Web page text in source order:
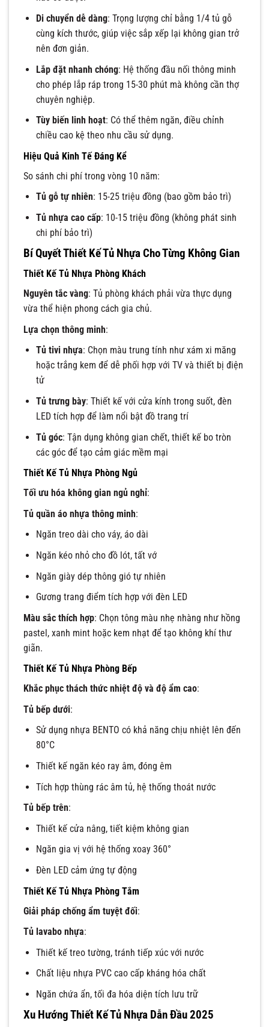
Di chuyển dễ dàng: Trọng lượng chỉ bằng 1/4 tủ gỗ
cùng kích thước, giúp việc sắp xếp lại không gian trở
nên đơn giản.
Lắp đặt nhanh chóng: Hệ thống đầu nối thông minh
cho phép lắp ráp trong 15-30 phút mà không cần thợ
chuyên nghiệp.
Tùy biến linh hoạt: Có thể thêm ngăn, điều chỉnh
chiều cao kệ theo nhu cầu sử dụng.
Hiệu Quả Kinh Tế Đáng Kể
So sánh chi phí trong vòng 10 năm:
Tủ gỗ tự nhiên: 15-25 triệu đồng (bao gồm bảo trì)
Tủ nhựa cao cấp: 10-15 triệu đồng (không phát sinh
chi phí bảo trì)
Bí Quyết Thiết Kế Tủ Nhựa Cho Từng Không Gian
Thiết Kế Tủ Nhựa Phòng Khách
Nguyên tắc vàng: Tủ phòng khách phải vừa thực dụng
vừa thể hiện phong cách gia chủ.
Lựa chọn thông minh:
Tủ tivi nhựa: Chọn màu trung tính như xám xi măng
hoặc trắng kem để dễ phối hợp với TV và thiết bị điện
tử
Tủ trưng bày: Thiết kế với cửa kính trong suốt, đèn
LED tích hợp để làm nổi bật đồ trang trí
Tủ góc: Tận dụng không gian chết, thiết kế bo tròn
các góc để tạo cảm giác mềm mại
Thiết Kế Tủ Nhựa Phòng Ngủ
Tối ưu hóa không gian ngủ nghỉ:
Tủ quần áo nhựa thông minh:
Ngăn treo dài cho váy, áo dài
Ngăn kéo nhỏ cho đồ lót, tất vớ
Ngăn giày dép thông gió tự nhiên
Gương trang điểm tích hợp với đèn LED
Màu sắc thích hợp: Chọn tông màu nhẹ nhàng như hồng
pastel, xanh mint hoặc kem nhạt để tạo không khí thư
giãn.
Thiết Kế Tủ Nhựa Phòng Bếp
Khắc phục thách thức nhiệt độ và độ ẩm cao:
Tủ bếp dưới:
Sử dụng nhựa BENTO có khả năng chịu nhiệt lên đến
80°C
Thiết kế ngăn kéo ray âm, đóng êm
Tích hợp thùng rác âm tủ, hệ thống thoát nước
Tủ bếp trên:
Thiết kế cửa nâng, tiết kiệm không gian
Ngăn gia vị với hệ thống xoay 360°
Đèn LED cảm ứng tự động
Thiết Kế Tủ Nhựa Phòng Tắm
Giải pháp chống ẩm tuyệt đối:
Tủ lavabo nhựa:
Thiết kế treo tường, tránh tiếp xúc với nước
Chất liệu nhựa PVC cao cấp kháng hóa chất
Ngăn chứa ẩn, tối đa hóa diện tích lưu trữ
Xu Hướng Thiết Kế Tủ Nhựa Dẫn Đầu 2025